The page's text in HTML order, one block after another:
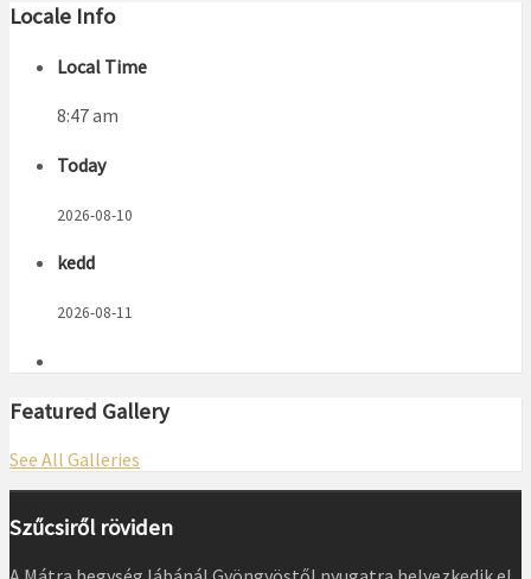
Locale Info
Local Time
8:47 am
Today
2026-08-10
kedd
2026-08-11
Featured Gallery
See All Galleries
Szűcsiről röviden